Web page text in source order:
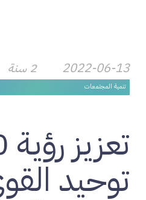
2022-06-13 2 سنة
تنمية المجتمعات
توحيد